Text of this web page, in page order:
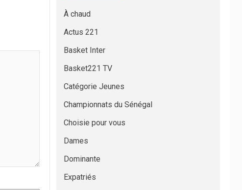
À chaud
Actus 221
Basket Inter
Basket221 TV
Catégorie Jeunes
Championnats du Sénégal
Choisie pour vous
Dames
Dominante
Expatriés